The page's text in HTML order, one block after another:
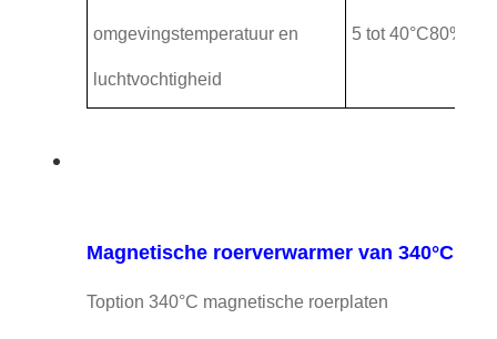
omgevingstemperatuur en
luchtvochtigheid
5 tot 40°C80% RH
Magnetische roerverwarmer van 340°C
Toption 340°C magnetische roerplaten